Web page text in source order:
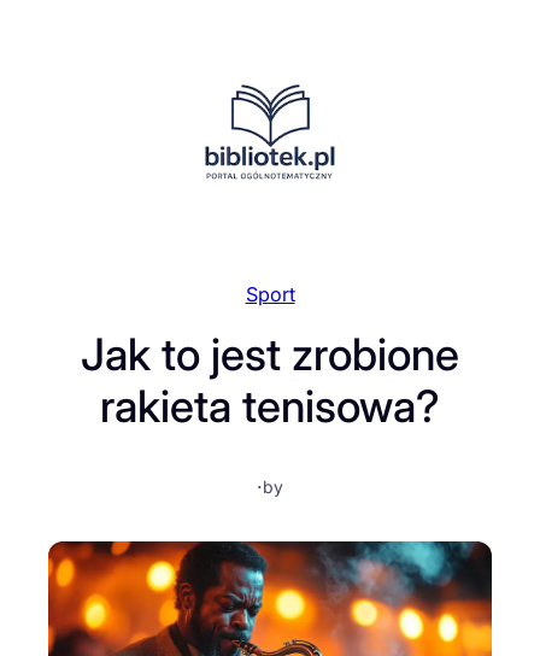
Sport
Jak to jest zrobione
rakieta tenisowa?
·by